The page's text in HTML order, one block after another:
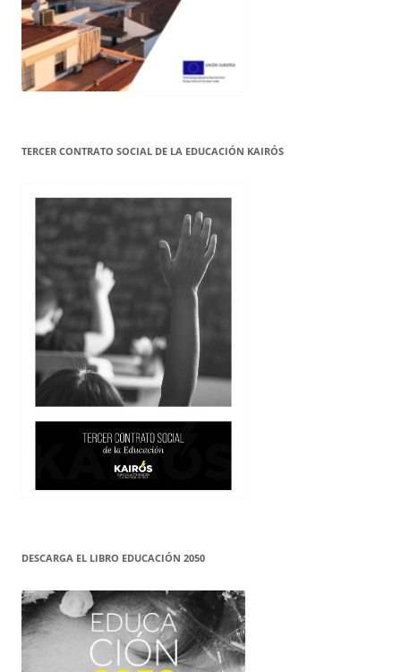
TERCER CONTRATO SOCIAL DE LA EDUCACIÓN KAIRÓS
DESCARGA EL LIBRO EDUCACIÓN 2050